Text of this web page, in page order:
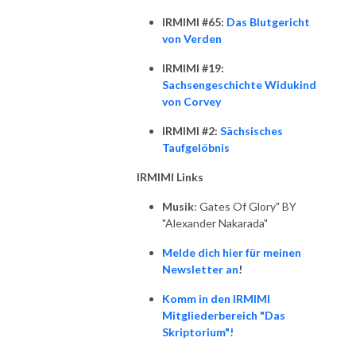
IRMIMI #65: Das Blutgericht
von Verden
IRMIMI #19:
Sachsengeschichte Widukind
von Corvey
IRMIMI #2: Sächsisches
Taufgelöbnis
IRMIMI Links
Musik: Gates Of Glory" BY
"Alexander Nakarada"
Melde dich hier für meinen
Newsletter an!
Komm in den IRMIMI
Mitgliederbereich "Das
Skriptorium"!